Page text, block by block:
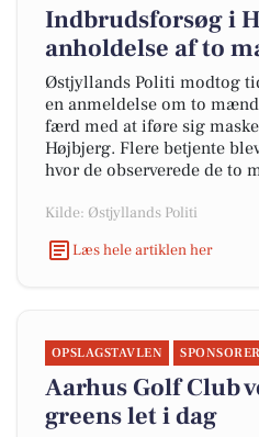
Indbrudsforsøg i
anholdelse af to
Østjyllands Politi modtog
en anmeldelse om to
færd med at iføre sig
Højbjerg. Flere betjente
hvor de observerede de to
Kilde: Østjyllands Politi
Læs hele artiklen her
OPSLAGSTAVLEN
Aarhus Golf Club
greens let i dag